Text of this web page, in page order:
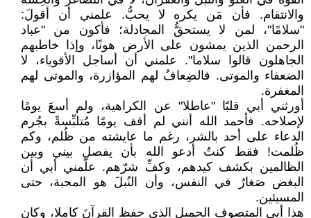
والانتقام. فأن مَن يكره لا يحبُّ. علمني أن أقولَ:
"سلامًا"، لمن لا يستحقُّ المجادلة؛ فأكون من "عباد
الرحمن الذين يمشون على الأرض هونًا، وإذا خاطبهم
الجاهلون قالوا سلاما". علمني أن أساجل الأقوياء، لا
الضعفاء والموتى. فالضِعافُ لهم المؤازرة، والموتى لهم
المغفرة.
أورثني أبي قلبًا "عاطلا" عن الكراهية، ولم أسعَ يومًا
لإصلاحه. فأحمد الله أنني لم أقف يومًا مُتلبِّسةً بجُرم
الدعاء على أحد بالشر، رغم ما عايشته من ظُلم، وكم
ظُلمت! فقط كنتُ أدعو الله بأن يفصل بيني وبين
الظالمين بكشف كيدهم، وكفِّ شرّهم. علّمني أبي أن
البغض صَغارٌ في النفس، وأن النُبلَ هو المحبة، حتى
المسيئين.
هذا أبي المتصوف الجميل الذي حفظ القرآنَ كاملا، وكان